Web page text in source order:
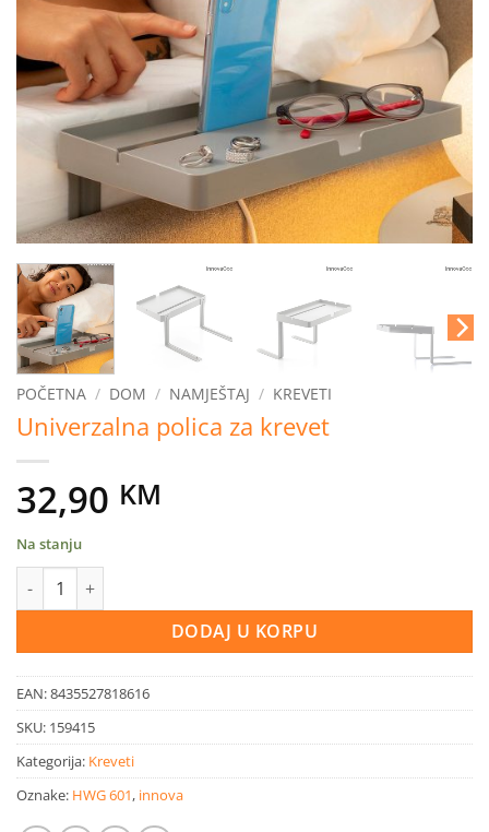
POČETNA / DOM / NAMJEŠTAJ / KREVETI
Univerzalna polica za krevet
32,90 KM
Na stanju
Univerzalna polica za krevet količina
DODAJ U KORPU
EAN:8435527818616
SKU: 159415
Kategorija: Kreveti
Oznake: HWG 601, innova